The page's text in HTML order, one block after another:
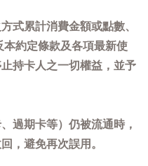
式累計消費金額或點數、
約定條款及各項最新使
持卡人之一切權益，並予
過期卡等）仍被流通時，
，避免再次誤用。